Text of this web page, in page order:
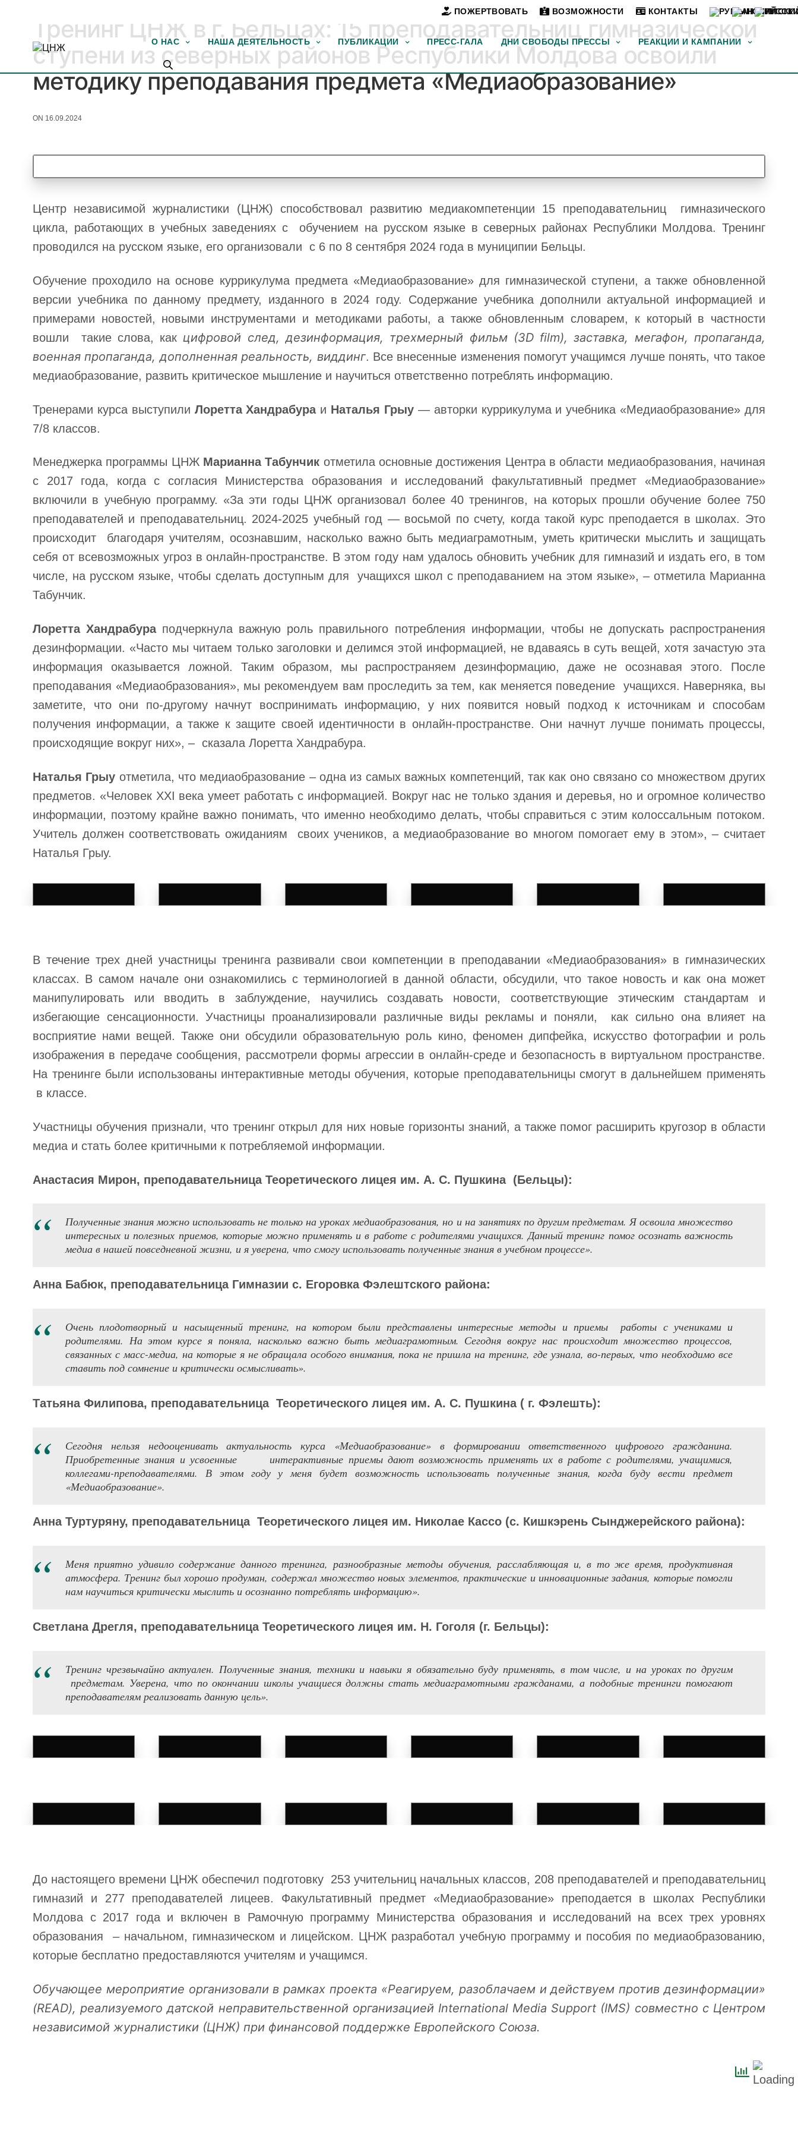
ПОЖЕРТВОВАТЬ ВОЗМОЖНОСТИ КОНТАКТЫ
О НАС НАША ДЕЯТЕЛЬНОСТЬ ПУБЛИКАЦИИ ПРЕСС-ГАЛА ДНИ СВОБОДЫ ПРЕССЫ РЕАКЦИИ И КАМПАНИИ
Тренинг ЦНЖ в г. Бельцах: 15 преподавательниц гимназической
ступени из северных районов Республики Молдова освоили
методику преподавания предмета «Медиаобразование»
ON 16.09.2024
Центр независимой журналистики (ЦНЖ) способствовал развитию медиакомпетенции 15 преподавательниц гимназического
цикла, работающих в учебных заведениях с обучением на русском языке в северных районах Республики Молдова. Тренинг
проводился на русском языке, его организовали с 6 по 8 сентября 2024 года в муниципии Бельцы.
Обучение проходило на основе куррикулума предмета «Медиаобразование» для гимназической ступени, а также обновленной
версии учебника по данному предмету, изданного в 2024 году. Содержание учебника дополнили актуальной информацией и
примерами новостей, новыми инструментами и методиками работы, а также обновленным словарем, к который в частности
вошли такие слова, какцифровой след, дезинформация, трехмерный фильм (3D film), заставка, мегафон, пропаганда,
военная пропаганда, дополненная реальность, виддинг. Все внесенные изменения помогут учащимся лучше понять, что такое
медиаобразование, развить критическое мышление и научиться ответственно потреблять информацию.
Тренерами курса выступили Лоретта Хандрабураи Наталья Грыу — авторки куррикулума и учебника «Медиаобразование» для
7/8 классов.
Менеджерка программы ЦНЖ Марианна Табунчик отметила основные достижения Центра в области медиаобразования, начиная
с 2017 года, когда с согласия Министерства образования и исследований факультативный предмет «Медиаобразование»
включили в учебную программу. «За эти годы ЦНЖ организовал более 40 тренингов, на которых прошли обучение более 750
преподавателей и преподавательниц. 2024-2025 учебный год — восьмой по счету, когда такой курс преподается в школах. Это
происходит благодаря учителям, осознавшим, насколько важно быть медиаграмотным, уметь критически мыслить и защищать
себя от всевозможных угроз в онлайн-пространстве. В этом году нам удалось обновить учебник для гимназий и издать его, в том
числе, на русском языке, чтобы сделать доступным для учащихся школ с преподаванием на этом языке», ‒ отметила Марианна
Табунчик.
Лоретта Хандрабураподчеркнула важную роль правильного потребления информации, чтобы не допускать распространения
дезинформации. «Часто мы читаем только заголовки и делимся этой информацией, не вдаваясь в суть вещей, хотя зачастую эта
информация оказывается ложной. Таким образом, мы распространяем дезинформацию, даже не осознавая этого. После
преподавания «Медиаобразования», мы рекомендуем вам проследить за тем, как меняется поведение учащихся. Наверняка, вы
заметите, что они по-другому начнут воспринимать информацию, у них появится новый подход к источникам и способам
получения информации, а также к защите своей идентичности в онлайн-пространстве. Они начнут лучше понимать процессы,
происходящие вокруг них», ‒ сказала Лоретта Хандрабура.
Наталья Грыу отметила, что медиаобразование ‒ одна из самых важных компетенций, так как оно связано со множеством других
предметов. «Человек XXI века умеет работать с информацией. Вокруг нас не только здания и деревья, но и огромное количество
информации, поэтому крайне важно понимать, что именно необходимо делать, чтобы справиться с этим колоссальным потоком.
Учитель должен соответствовать ожиданиям своих учеников, а медиаобразование во многом помогает ему в этом», ‒ считает
Наталья Грыу.
В течение трех дней участницы тренинга развивали свои компетенции в преподавании «Медиаобразования» в гимназических
классах. В самом начале они ознакомились с терминологией в данной области, обсудили, что такое новость и как она может
манипулировать или вводить в заблуждение, научились создавать новости, соответствующие этическим стандартам и
избегающие сенсационности. Участницы проанализировали различные виды рекламы и поняли, как сильно она влияет на
восприятие нами вещей. Также они обсудили образовательную роль кино, феномен дипфейка, искусство фотографии и роль
изображения в передаче сообщения, рассмотрели формы агрессии в онлайн-среде и безопасность в виртуальном пространстве.
На тренинге были использованы интерактивные методы обучения, которые преподавательницы смогут в дальнейшем применять
в классе.
Участницы обучения признали, что тренинг открыл для них новые горизонты знаний, а также помог расширить кругозор в области
медиа и стать более критичными к потребляемой информации.
Анастасия Мирон, преподавательницаТеоретического лицея им. А. С. Пушкина (Бельцы):
Полученные знания можно использовать не только на уроках медиаобразования, но и на занятиях по другим предметам. Я освоила множество
интересных и полезных приемов, которые можно применять и в работе с родителями учащихся. Данный тренинг помог осознать важность
медиа в нашей повседневной жизни, и я уверена, что смогу использовать полученные знания в учебном процессе».
Анна Бабюк, преподавательницаГимназии с. ЕгоровкаФэлештского района:
Очень плодотворный и насыщенный тренинг, на котором были представлены интересные методы и приемы работы с учениками и
родителями. На этом курсе я поняла, насколько важно быть медиаграмотным. Сегодня вокруг нас происходит множество процессов,
связанных с масс-медиа, на которые я не обращала особого внимания, пока не пришла на тренинг, где узнала, во-первых, что необходимо все
ставить под сомнение и критически осмысливать».
Татьяна Филипова, преподавательница Теоретического лицея им. А. С. Пушкина ( г.Фэлешть):
Сегодня нельзя недооценивать актуальность курса «Медиаобразование» в формировании ответственного цифрового гражданина.
Приобретенные знания и усвоенные интерактивные приемы дают возможность применять их в работе с родителями, учащимися,
коллегами-преподавателями. В этом году у меня будет возможность использовать полученные знания, когда буду вести предмет
«Медиаобразование».
Анна Туртуряну, преподавательница Теоретического лицея им. Николае Кассо (с. Кишкэрень Сынджерейского района):
Меня приятно удивило содержание данного тренинга, разнообразные методы обучения, расслабляющая и, в то же время, продуктивная
атмосфера. Тренинг был хорошо продуман, содержал множество новых элементов, практические и инновационные задания, которые помогли
нам научиться критически мыслить и осознанно потреблять информацию».
Светлана Дрегля, преподавательницаТеоретического лицея им. Н. Гоголя (г. Бельцы):
Тренинг чрезвычайно актуален. Полученные знания, техники и навыки я обязательно буду применять, в том числе, и на уроках по другим
предметам. Уверена, что по окончании школы учащиеся должны стать медиаграмотными гражданами, а подобные тренинги помогают
преподавателям реализовать данную цель».
До настоящего времени ЦНЖ обеспечил подготовку 253 учительниц начальных классов, 208 преподавателей и преподавательниц
гимназий и 277 преподавателей лицеев. Факультативный предмет «Медиаобразование» преподается в школах Республики
Молдова с 2017 года и включен в Рамочную программу Министерства образования и исследований на всех трех уровнях
образования – начальном, гимназическом и лицейском. ЦНЖ разработал учебную программу и пособия по медиаобразованию,
которые бесплатно предоставляются учителям и учащимся.
Обучающее мероприятие организовали в рамкахпроекта «Реагируем, разоблачаем и действуем против дезинформации»
(READ), реализуемого датской неправительственной организацией International Media Support (IMS) совместно с Центром
независимой журналистики (ЦНЖ) при финансовой поддержке Европейского Союза.